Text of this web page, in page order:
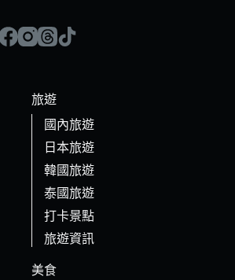
旅遊
國內旅遊
日本旅遊
韓國旅遊
泰國旅遊
打卡景點
旅遊資訊
美食